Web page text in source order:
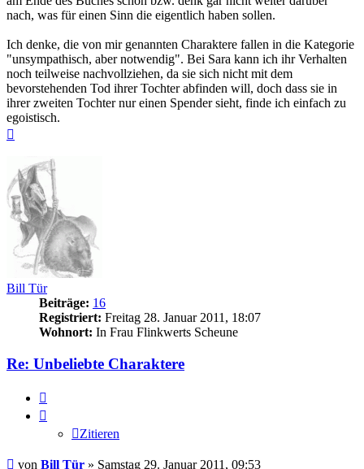
nach, was für einen Sinn die eigentlich haben sollen.
Ich denke, die von mir genannten Charaktere fallen in die Kategorie
"unsympathisch, aber notwendig". Bei Sara kann ich ihr Verhalten
noch teilweise nachvollziehen, da sie sich nicht mit dem
bevorstehenden Tod ihrer Tochter abfinden will, doch dass sie in
ihrer zweiten Tochter nur einen Spender sieht, finde ich einfach zu
egoistisch.
Bill Tür
Beiträge: 16
Registriert: Freitag 28. Januar 2011, 18:07
Wohnort: In Frau Flinkwerts Scheune
Re: Unbeliebte Charaktere
Zitieren
Beitrag
von Bill Tür » Samstag 29. Januar 2011, 09:53